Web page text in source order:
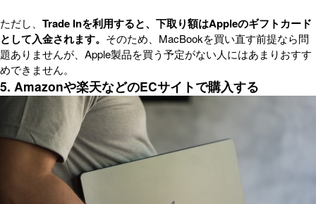
ただし、 Trade Inを利用すると、下取り額はAppleのギフトカード
として入金されます。 そのため、MacBookを買い直す前提なら問
題ありませんが、Apple製品を買う予定がない人にはあまりおすす
めできません。
5. Amazonや楽天などのECサイトで購入する